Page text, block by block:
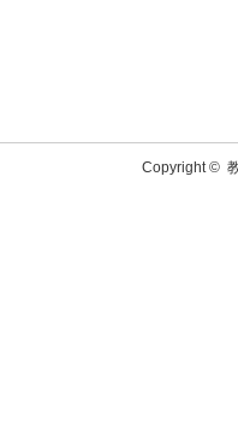
Copyright ©